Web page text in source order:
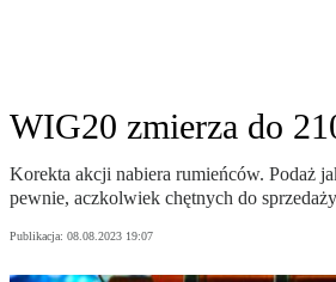
WIG20 zmierza do
Korekta akcji nabiera rumieńców. Podaż
pewnie, aczkolwiek chętnych do
Publikacja: 08.08.2023 19:07